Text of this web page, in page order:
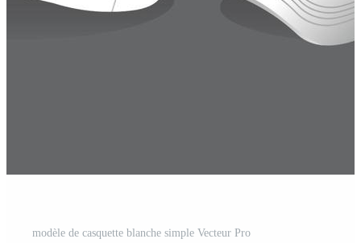
modèle de casquette blanche simple Vecteur Pro